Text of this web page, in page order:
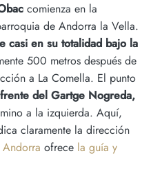
comienza en la
de Andorra la Vella.
casi en su totalidad bajo la
500 metros después de
a La Comella. El punto
del Gartge Nogreda,
a la izquierda. Aquí,
claramente la dirección
ofrece la guía y